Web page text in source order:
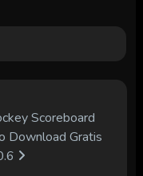
Scoreboard
Download Gratis